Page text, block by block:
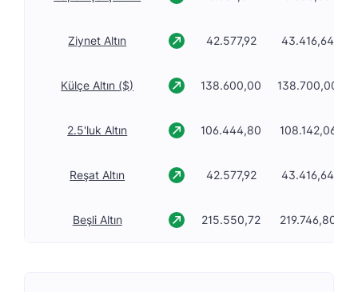
Ziynet Altın 42.577,92 43.416,64
Külçe Altın ($) 138.600,00 138.700,00
2.5'luk Altın 106.444,80 108.142,06
Reşat Altın 42.577,92 43.416,64
Beşli Altın 215.550,72 219.746,80